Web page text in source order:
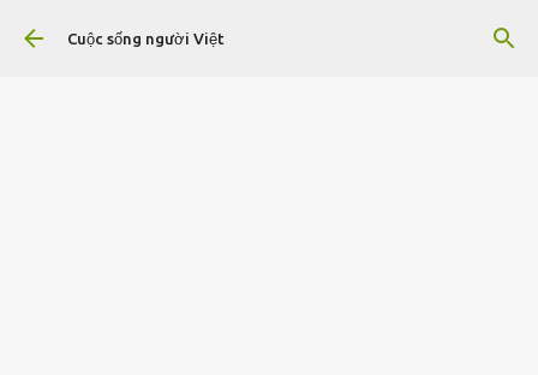
Chuyển đến nội dung chính
Cuộc sống người Việt